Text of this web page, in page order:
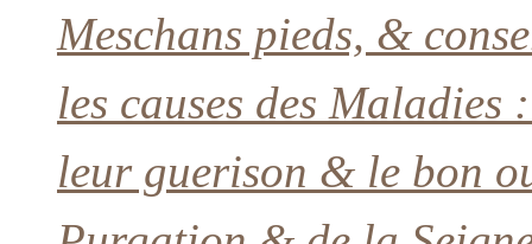
Meschans pieds, &
les causes des Maladies
leur guerison & le bon